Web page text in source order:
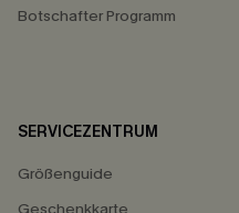
Botschafter Programm
SERVICEZENTRUM
Größenguide
15%
15% ohne MBW
*Ein Code pro